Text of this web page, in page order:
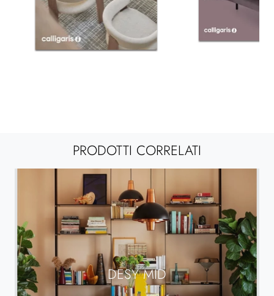
PRODOTTI CORRELATI
DESY MID